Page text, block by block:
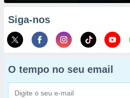
Siga-nos
O tempo no seu email